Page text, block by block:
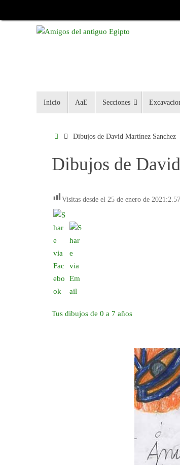
Inicio AaE Secciones
Dibujos de David Martínez Sanchez
Dibujos de
Visitas desde el 25 de enero de 2021:
Tus dibujos de 0 a 7 años